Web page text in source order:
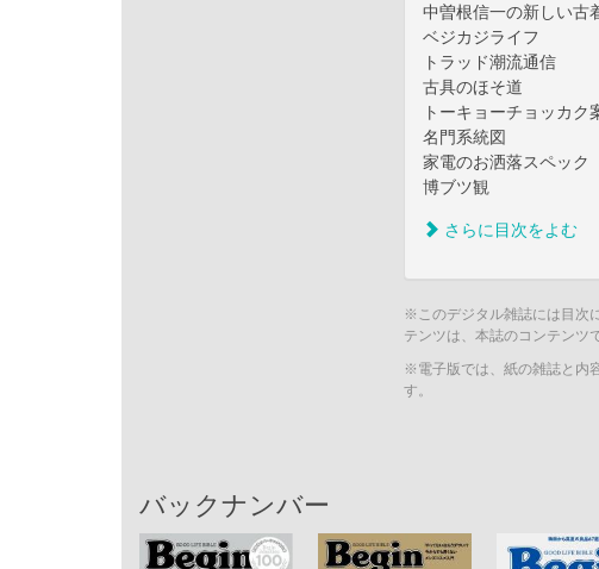
中曽根信一の新しい古
ベジカジライフ
トラッド潮流通信
古具のほそ道
トーキョーチョッカク
名門系統図
家電のお洒落スペック
博ブツ観
さらに目次をよむ
※このデジタル雑誌には目次
テンツは、本誌のコンテンツ
※電子版では、紙の雑誌と内
す。
バックナンバー